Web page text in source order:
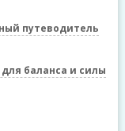
путеводитель
баланса и силы